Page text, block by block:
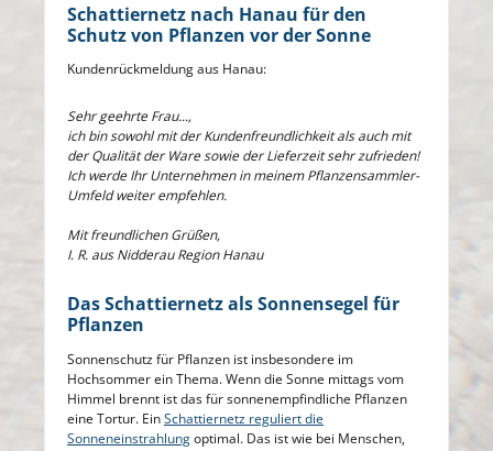
Schattiernetz nach Hanau für den
Schutz von Pflanzen vor der Sonne
Kundenrückmeldung aus Hanau:
Sehr geehrte Frau...,
ich bin sowohl mit der Kundenfreundlichkeit als auch mit
der Qualität der Ware sowie der Lieferzeit sehr zufrieden!
Ich werde Ihr Unternehmen in meinem Pflanzensammler-
Umfeld weiter empfehlen.
Mit freundlichen Grüßen,
I. R. aus Nidderau Region Hanau
Das Schattiernetz als Sonnensegel für
Pflanzen
Sonnenschutz für Pflanzen ist insbesondere im
Hochsommer ein Thema. Wenn die Sonne mittags vom
Himmel brennt ist das für sonnenempfindliche Pflanzen
eine Tortur. EinSchattiernetz reguliert die
Sonneneinstrahlungoptimal. Das ist wie bei Menschen,